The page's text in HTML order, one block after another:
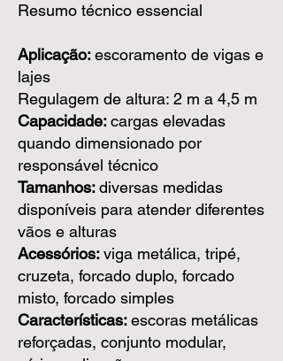
Resumo técnico essencial
Aplicação:escoramento de vigas e
lajes
Regulagem de altura: 2 m a 4,5 m
Capacidade:cargas elevadas
quando dimensionado por
responsável técnico
Tamanhos:diversas medidas
disponíveis para atender diferentes
vãos e alturas
Acessórios:viga metálica, tripé,
cruzeta, forcado duplo, forcado
misto, forcado simples
Características:escoras metálicas
reforçadas, conjunto modular,